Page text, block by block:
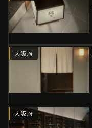
大阪府
大阪府